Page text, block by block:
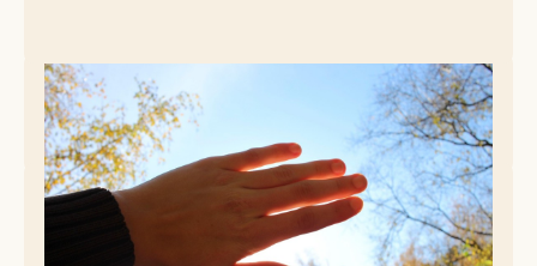
Photo: Pixabay
Actes des Apôtres 9, 1-19
La vocation de Saul